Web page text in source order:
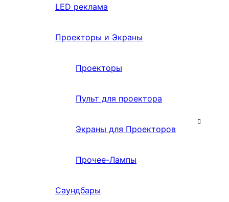
LED реклама
Проекторы и Экраны
Проекторы
Пульт для проектора
Экраны для Проекторов
Прочее-Лампы
Саундбары